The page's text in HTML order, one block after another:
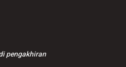
pengakhiran